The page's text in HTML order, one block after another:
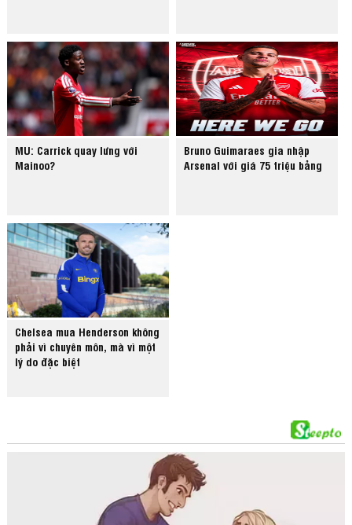
MU: Carrick quay lưng với
Mainoo?
Bruno Guimaraes gia nhập
Arsenal với giá 75 triệu bảng
Chelsea mua Henderson không
phải vì chuyên môn, mà vì một
lý do đặc biệt